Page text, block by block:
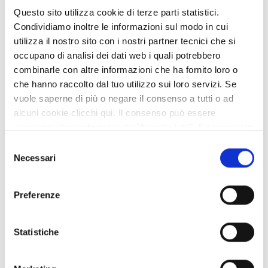
Questo sito utilizza cookie di terze parti statistici.
Condividiamo inoltre le informazioni sul modo in cui
utilizza il nostro sito con i nostri partner tecnici che si
occupano di analisi dei dati web i quali potrebbero
combinarle con altre informazioni che ha fornito loro o
che hanno raccolto dal tuo utilizzo sui loro servizi. Se
vuole saperne di più o negare il consenso a tutti o ad
alcuni cookie clicchi qui. Il consenso può essere
tasto "Rifiuta".
delNecessari
Preferenze
Statistiche
+
−